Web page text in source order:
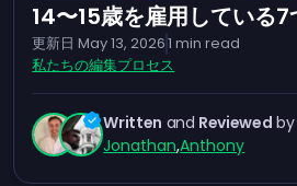
14〜15歳を雇用している7
更新日 May 13, 20261 min read
私たちの編集プロセス
Written and Reviewed by
Jonathan,Anthony